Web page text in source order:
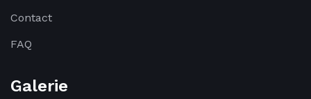
Contact
FAQ
Galerie